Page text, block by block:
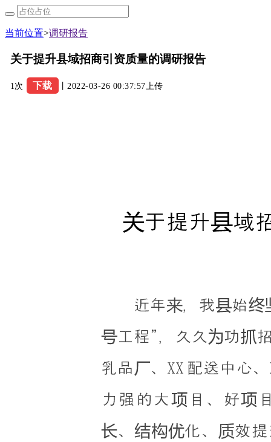
当前位置>调研报告
关于提升县域招商引资质量的调研报告
1次 下载 丨2022-03-26 00:37:57上传